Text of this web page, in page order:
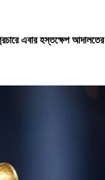
এবার হস্তক্ষেপ আদালতের